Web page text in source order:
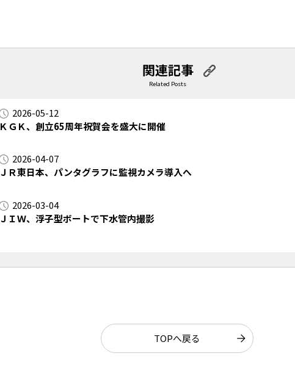
関連記事
Related Posts
2026-05-12
ＫＧＫ、創立65周年祝賀会を盛大に開催
2026-04-07
ＪＲ東日本、パンタグラフに監視カメラ導入へ
2026-03-04
ＪＩＷ、浮子型ボートで下水管内撮影
TOPへ戻る